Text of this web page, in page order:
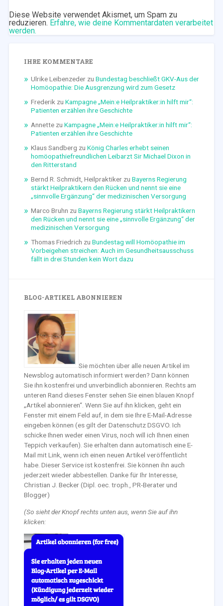
Diese Website verwendet Akismet, um Spam zu
reduzieren. Erfahre, wie deine Kommentardaten verarbeitet
werden.
IHRE KOMMENTARE
Ulrike Leibenzederzu Bundestag beschließt GKV-Aus der
Homöopathie: Die Ausgrenzung wird zum Gesetz
Frederik zu Kampagne „Mein:e Heilpraktiker:in hilft mir“:
Patienten erzählen ihre Geschichte
Annettezu Kampagne „Mein:e Heilpraktiker:in hilft mir“:
Patienten erzählen ihre Geschichte
Klaus Sandberg zu König Charles erhebt seinen
homöopathiefreundlichen Leibarzt Sir Michael Dixon in
den Ritterstand
Bernd R. Schmidt, Heilpraktikerzu Bayerns Regierung
stärkt Heilpraktikern den Rücken und nennt sie eine
„sinnvolle Ergänzung“ der medizinischen Versorgung
Marco Bruhn zu Bayerns Regierung stärkt Heilpraktikern
den Rücken und nennt sie eine „sinnvolle Ergänzung“ der
medizinischen Versorgung
Thomas Friedrich zu Bundestag will Homöopathie im
Vorbeigehen streichen: Auch im Gesundheitsausschuss
fällt in drei Stunden kein Wort dazu
BLOG-ARTIKEL ABONNIEREN
Sie möchten über alle neuen Artikel im
Newsblog automatisch informiert werden? Dann können
Sie ihn kostenfrei und unverbindlich abonnieren. Rechts am
unteren Rand dieses Fenster sehen Sie einen blauen Knopf
„Artikel abonnieren“. Wenn Sie auf ihn klicken, geht ein
Fenster mit einem Feld auf, in dem sie Ihre E-Mail-Adresse
eingeben können (es gilt der Datenschutz DSGVO. Ich
schicke Ihnen weder einen Virus, noch will ich Ihnen einen
Teppich verkaufen). Sie erhalten dann automatisch eine E-
Mail mit Link, wenn ich einen neuen Artikel veröffentlicht
habe. Dieser Service ist kostenfrei. Sie können ihn auch
jederzeit wieder abbestellen. Danke für Ihr Interesse,
Christian J. Becker (Dipl. oec. troph., PR-Berater und
Blogger)
(So sieht der Knopf rechts unten aus, wenn Sie auf ihn
klicken: